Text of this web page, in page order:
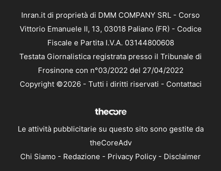
Inran.it di proprietà di DMM COMPANY SRL - Corso
Vittorio Emanuele II, 13, 03018 Paliano (FR) - Codice
Fiscale e Partita I.V.A. 03144800608
Testata Giornalistica registrata presso il Tribunale di
Frosinone con n°03/2022 del 27/04/2022
Copyright ©2026 - Tutti i diritti riservati - Contattaci
Le attività pubblicitarie su questo sito sono gestite da
theCoreAdv
Chi Siamo - Redazione - Privacy Policy - Disclaimer